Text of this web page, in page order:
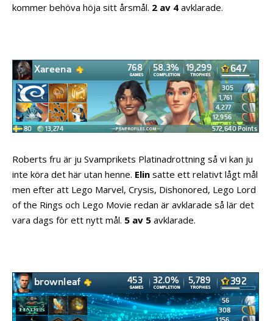
kommer behöva höja sitt årsmål. 2 av 4 avklarade.
Roberts fru är ju Svamprikets Platinadrottning så vi kan ju
inte köra det här utan henne. Elin satte ett relativt lågt mål
men efter att Lego Marvel, Crysis, Dishonored, Lego Lord
of the Rings och Lego Movie redan är avklarade så lär det
vara dags för ett nytt mål. 5 av 5 avklarade.